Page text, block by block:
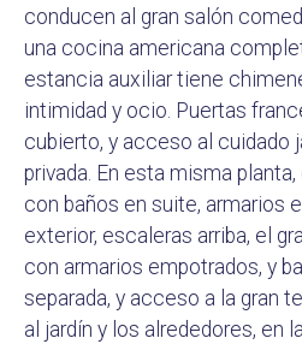
conducen al gran salón
una cocina americana
estancia auxiliar tiene
intimidad y ocio. Puertas
cubierto, y acceso al cuidado
privada. En esta misma
con baños en suite, armarios
exterior, escaleras arriba, el
con armarios empotrados, y
separada, y acceso a la gran
al jardín y los alrededores, en